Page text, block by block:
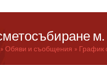
Обяви и съобщения График